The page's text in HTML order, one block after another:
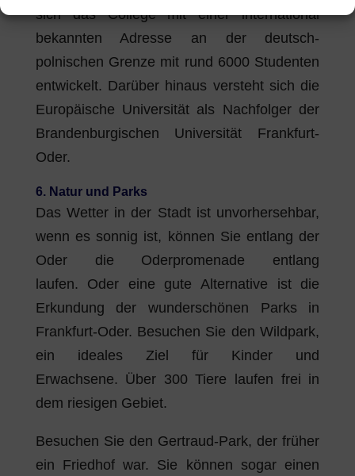
sich das College mit einer international
bekannten Adresse an der deutsch-
polnischen Grenze mit rund 6000 Studenten
entwickelt. Darüber hinaus versteht sich die
Europäische Universität als Nachfolger der
Brandenburgischen Universität Frankfurt-
Oder.
6. Natur und Parks
Das Wetter in der Stadt ist unvorhersehbar,
wenn es sonnig ist, können Sie entlang der
Oder die Oderpromenade entlang
laufen. Oder eine gute Alternative ist die
Erkundung der wunderschönen Parks in
Frankfurt-Oder. Besuchen Sie den Wildpark,
ein ideales Ziel für Kinder und
Erwachsene. Über 300 Tiere laufen frei in
dem riesigen Gebiet.
Besuchen Sie den Gertraud-Park, der früher
ein Friedhof war. Sie können sogar einen